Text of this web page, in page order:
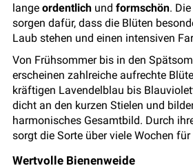
lange ordentlich und formschön.
sorgen dafür, dass die Blüten
Laub stehen und einen intensiven
Von Frühsommer bis in den
erscheinen zahlreiche aufrechte
kräftigen Lavendelblau bis
dicht an den kurzen Stielen und
harmonisches Gesamtbild. Durch
sorgt die Sorte über viele Wochen
Wertvolle Bienenweide